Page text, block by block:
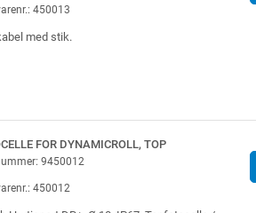
450013
med stik.
FOR DYNAMICROLL, TOP
9450012
450012